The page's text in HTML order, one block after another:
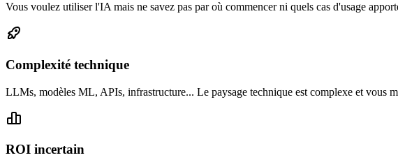
Vous voulez utiliser l'IA mais ne savez pas par où commencer ni quels cas d'usage
Complexité technique
LLMs, modèles ML, APIs, infrastructure... Le paysage technique est complexe et vous
ROI incertain